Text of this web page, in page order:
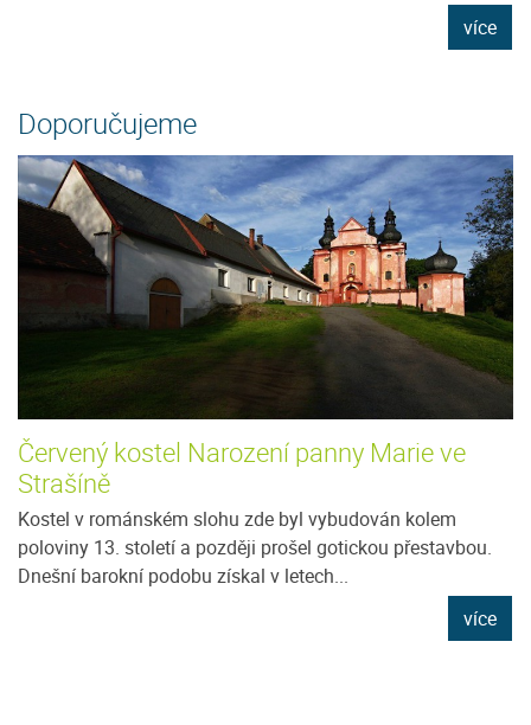
více
Doporučujeme
Červený kostel Narození panny Marie ve
Strašíně
Kostel v románském slohu zde byl vybudován kolem
poloviny 13. století a později prošel gotickou přestavbou.
Dnešní barokní podobu získal v letech...
více